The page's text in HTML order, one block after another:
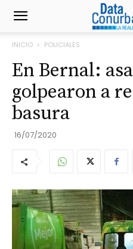
INICIO POLICIALES
En Bernal:
golpearon a
basura
16/07/2020